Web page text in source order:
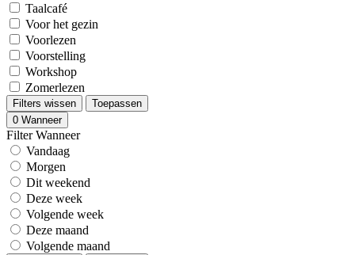
Taalcafé
Voor het gezin
Voorlezen
Voorstelling
Workshop
Zomerlezen
Filters wissen
Toepassen
0 Wanneer
Filter Wanneer
Vandaag
Morgen
Dit weekend
Deze week
Volgende week
Deze maand
Volgende maand